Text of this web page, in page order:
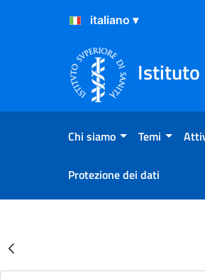
Salta al Contenuto
Salta al Footer
Istituto
Chi siamo Temi
Protezione dei dati
Risultati della